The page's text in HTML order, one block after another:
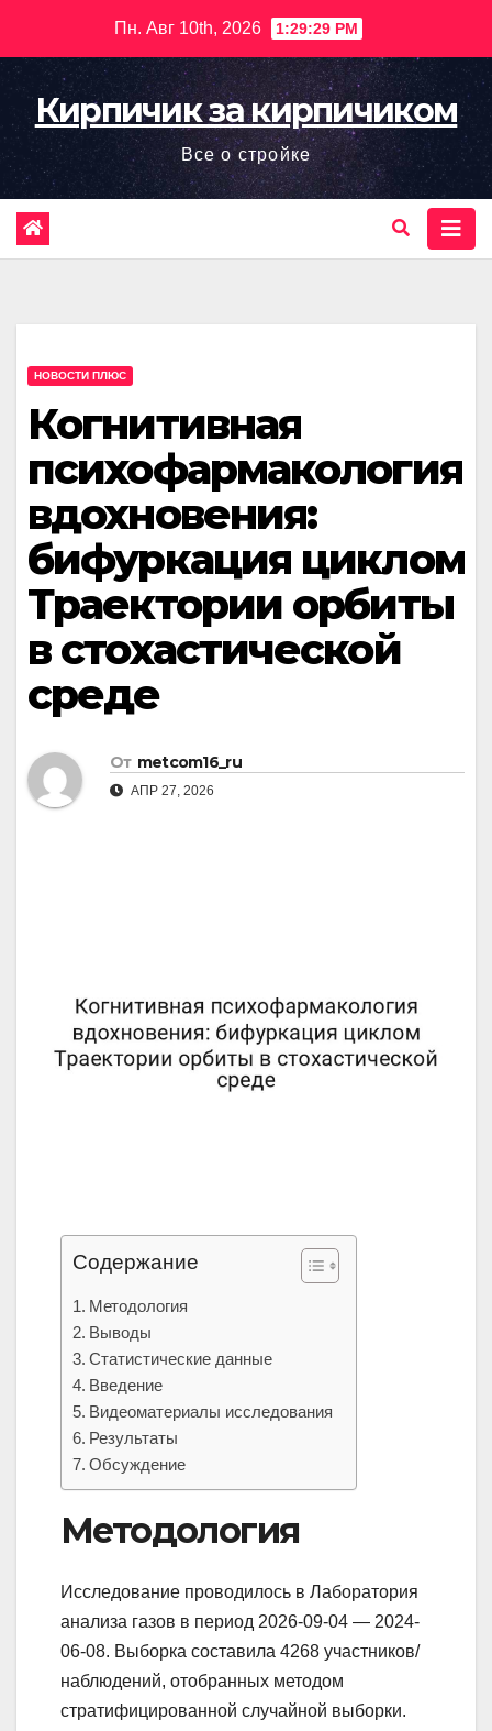
содержимому
Пн. Авг 10th, 2026 1:29:30 PM
Кирпичик за кирпичиком
Все о стройке
НОВОСТИ ПЛЮС
Когнитивная
психофармакология
вдохновения:
бифуркация циклом
Траектории орбиты
в стохастической
среде
От metcom16_ru
АПР 27, 2026
Содержание
Методология
Выводы
Статистические данные
Введение
Видеоматериалы исследования
Результаты
Обсуждение
Методология
Исследование проводилось в Лаборатория
анализа газов в период 2026-09-04 — 2024-
06-08. Выборка составила 4268 участников/
наблюдений, отобранных методом
стратифицированной случайной выборки.